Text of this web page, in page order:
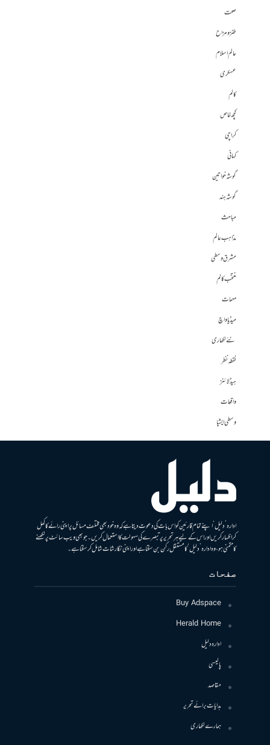
صحت
طنز و مزاح
عالم اسلام
عسکری
کالم
کچھ خاص
کراچی
کہانی
گوشہ خواتین
گوشہ ہند
مباحث
مذاہب عالم
مشرق وسطی
منتخب کالم
مہمات
میڈیا واچ
نئے لکھاری
نقطہ نظر
ہیڈلائنز
واقعات
وسطی ایشیا
ادارہ ’دلیل‘ اپنے تمام قارئین کو اس بات کی دعوت دیتا ہے کہ وہ خود بھی مختلف مسائل پر اپنی رائے کا کھل
کر اظہار کریں اور اس کے لیے ہر تحریر پر تبصرے کی سہولت کا استعمال کریں۔ جو بھی ویب سائٹ پر لکھنے
کا متمنی ہو، وہ ادارہ ’دلیل‘ کا مستقل رکن بن سکتا ہے اور اپنی نگارشات شامل کرسکتا ہے۔
صفحات
Buy Adspace
Herald Home
ادارہ دلیل
پالیسی
مقاصد
ہدایات برائے تحریر
ہمارے لکھاری